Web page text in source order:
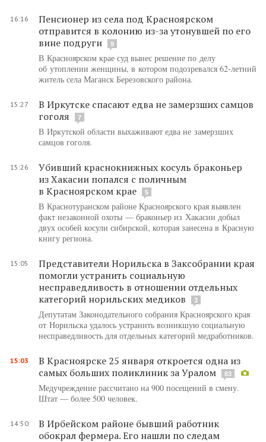
16:16
Пенсионер из села под Красноярском
отправится в колонию из-за утонувшей по его
вине подруги
9
В Красноярском крае суд вынес решение по делу
об утоплении женщины, в котором подозревался 62-летний
житель села Маганск Березовского района.
15:27
В Иркутске спасают едва не замерзших самцов
гоголя
7
В Иркутской области выхаживают едва не замерзших
самцов гоголя.
15:26
Убивший краснокнижных косуль браконьер
из Хакасии попался с поличным
в Красноярском крае
5
В Краснотуранском районе Красноярского края выявлен
факт незаконной охоты — браконьер из Хакасии добыл
двух особей косули сибирской, которая занесена в Красную
книгу региона.
15:05
Представители Норильска в Заксобрании края
помогли устранить социальную
несправедливость в отношении отдельных
категорий норильских медиков
3
Депутатам Законодательного собрания Красноярского края
от Норильска удалось устранить возникшую социальную
несправедливость для отдельных категорий медработников.
15:03
В Красноярске 25 января откроется одна из
самых больших поликлиник за Уралом
83
Медучреждение рассчитано на 900 посещений в смену.
Штат — более 500 человек.
14:50
В Ирбейском районе бывший работник
обокрал фермера. Его нашли по следам